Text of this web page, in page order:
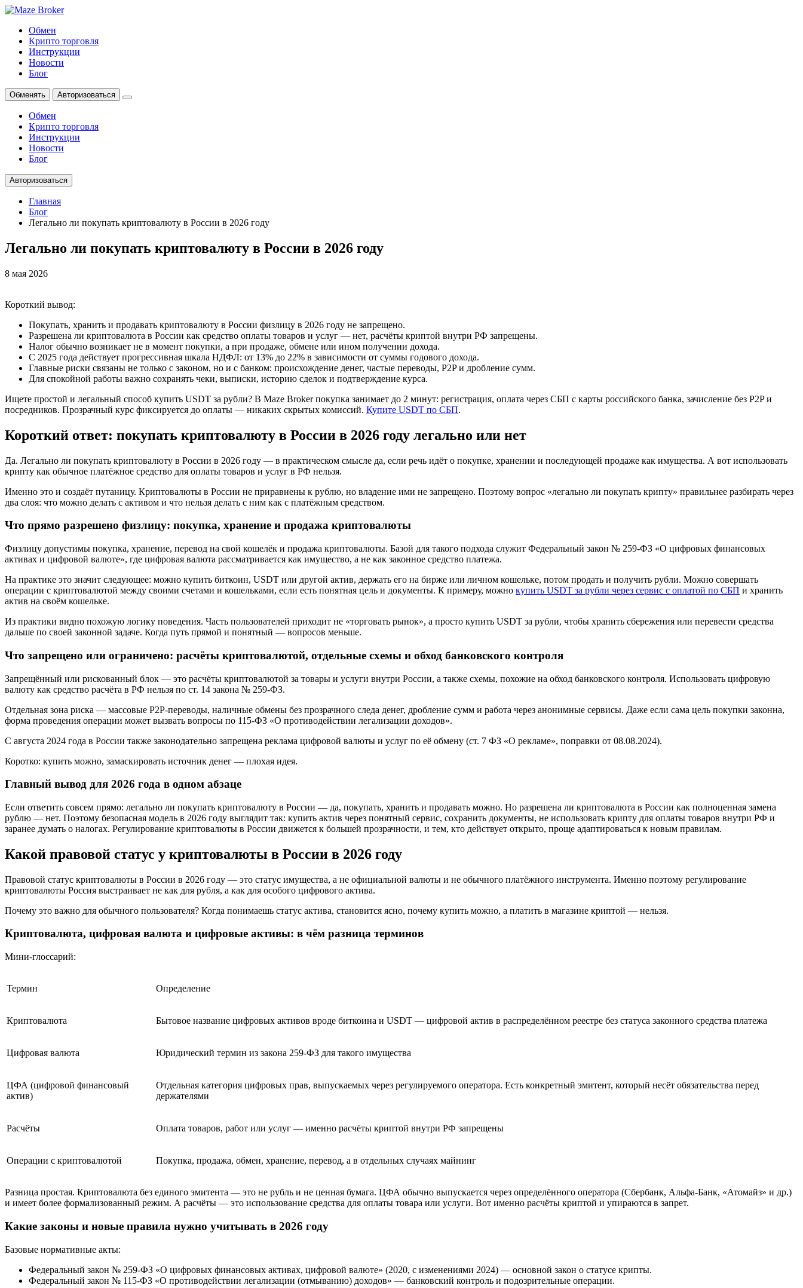
Обмен
Крипто торговля
Инструкции
Новости
Блог
Обменять Авторизоваться
Обмен
Крипто торговля
Инструкции
Новости
Блог
Авторизоваться
Главная
Блог
Легально ли покупать криптовалюту в России в 2026 году
Легально ли покупать криптовалюту в России в 2026 году
8 мая 2026
Короткий вывод:
Покупать, хранить и продавать криптовалюту в России физлицу в 2026 году не запрещено.
Разрешена ли криптовалюта в России как средство оплаты товаров и услуг — нет, расчёты криптой внутри РФ запрещены.
Налог обычно возникает не в момент покупки, а при продаже, обмене или ином получении дохода.
С 2025 года действует прогрессивная шкала НДФЛ: от 13% до 22% в зависимости от суммы годового дохода.
Главные риски связаны не только с законом, но и с банком: происхождение денег, частые переводы, P2P и дробление сумм.
Для спокойной работы важно сохранять чеки, выписки, историю сделок и подтверждение курса.
Ищете простой и легальный способ купить USDT за рубли? В Maze Broker покупка занимает до 2 минут: регистрация, оплата через СБП с карты российского банка, зачисление без P2P и
посредников. Прозрачный курс фиксируется до оплаты — никаких скрытых комиссий. Купите USDT по СБП.
Короткий ответ: покупать криптовалюту в России в 2026 году легально или нет
Да. Легально ли покупать криптовалюту в России в 2026 году — в практическом смысле да, если речь идёт о покупке, хранении и последующей продаже как имущества. А вот использовать
крипту как обычное платёжное средство для оплаты товаров и услуг в РФ нельзя.
Именно это и создаёт путаницу. Криптовалюты в России не приравнены к рублю, но владение ими не запрещено. Поэтому вопрос «легально ли покупать крипту» правильнее разбирать через
два слоя: что можно делать с активом и что нельзя делать с ним как с платёжным средством.
Что прямо разрешено физлицу: покупка, хранение и продажа криптовалюты
Физлицу допустимы покупка, хранение, перевод на свой кошелёк и продажа криптовалюты. Базой для такого подхода служит Федеральный закон № 259-ФЗ «О цифровых финансовых
активах и цифровой валюте», где цифровая валюта рассматривается как имущество, а не как законное средство платежа.
На практике это значит следующее: можно купить биткоин, USDT или другой актив, держать его на бирже или личном кошельке, потом продать и получить рубли. Можно совершать
операции с криптовалютой между своими счетами и кошельками, если есть понятная цель и документы. К примеру, можно купить USDT за рубли через сервис с оплатой по СБП и хранить
актив на своём кошельке.
Из практики видно похожую логику поведения. Часть пользователей приходит не «торговать рынок», а просто купить USDT за рубли, чтобы хранить сбережения или перевести средства
дальше по своей законной задаче. Когда путь прямой и понятный — вопросов меньше.
Что запрещено или ограничено: расчёты криптовалютой, отдельные схемы и обход банковского контроля
Запрещённый или рискованный блок — это расчёты криптовалютой за товары и услуги внутри России, а также схемы, похожие на обход банковского контроля. Использовать цифровую
валюту как средство расчёта в РФ нельзя по ст. 14 закона № 259-ФЗ.
Отдельная зона риска — массовые P2P-переводы, наличные обмены без прозрачного следа денег, дробление сумм и работа через анонимные сервисы. Даже если сама цель покупки законна,
форма проведения операции может вызвать вопросы по 115-ФЗ «О противодействии легализации доходов».
С августа 2024 года в России также законодательно запрещена реклама цифровой валюты и услуг по её обмену (ст. 7 ФЗ «О рекламе», поправки от 08.08.2024).
Коротко: купить можно, замаскировать источник денег — плохая идея.
Главный вывод для 2026 года в одном абзаце
Если ответить совсем прямо: легально ли покупать криптовалюту в России — да, покупать, хранить и продавать можно. Но разрешена ли криптовалюта в России как полноценная замена
рублю — нет. Поэтому безопасная модель в 2026 году выглядит так: купить актив через понятный сервис, сохранить документы, не использовать крипту для оплаты товаров внутри РФ и
заранее думать о налогах. Регулирование криптовалюты в России движется к большей прозрачности, и тем, кто действует открыто, проще адаптироваться к новым правилам.
Какой правовой статус у криптовалюты в России в 2026 году
Правовой статус криптовалюты в России в 2026 году — это статус имущества, а не официальной валюты и не обычного платёжного инструмента. Именно поэтому регулирование
криптовалюты Россия выстраивает не как для рубля, а как для особого цифрового актива.
Почему это важно для обычного пользователя? Когда понимаешь статус актива, становится ясно, почему купить можно, а платить в магазине криптой — нельзя.
Криптовалюта, цифровая валюта и цифровые активы: в чём разница терминов
Мини-глоссарий:
Термин Определение
Криптовалюта Бытовое название цифровых активов вроде биткоина и USDT — цифровой актив в распределённом реестре без статуса законного средства платежа
Цифровая валюта Юридический термин из закона 259-ФЗ для такого имущества
ЦФА (цифровой финансовый
актив)
Отдельная категория цифровых прав, выпускаемых через регулируемого оператора. Есть конкретный эмитент, который несёт обязательства перед
держателями
Расчёты Оплата товаров, работ или услуг — именно расчёты криптой внутри РФ запрещены
Операции с криптовалютой Покупка, продажа, обмен, хранение, перевод, а в отдельных случаях майнинг
Разница простая. Криптовалюта без единого эмитента — это не рубль и не ценная бумага. ЦФА обычно выпускается через определённого оператора (Сбербанк, Альфа-Банк, «Атомайз» и др.)
и имеет более формализованный режим. А расчёты — это использование средства для оплаты товара или услуги. Вот именно расчёты криптой и упираются в запрет.
Какие законы и новые правила нужно учитывать в 2026 году
Базовые нормативные акты:
Федеральный закон № 259-ФЗ «О цифровых финансовых активах, цифровой валюте» (2020, с изменениями 2024) — основной закон о статусе крипты.
Федеральный закон № 115-ФЗ «О противодействии легализации (отмыванию) доходов» — банковский контроль и подозрительные операции.